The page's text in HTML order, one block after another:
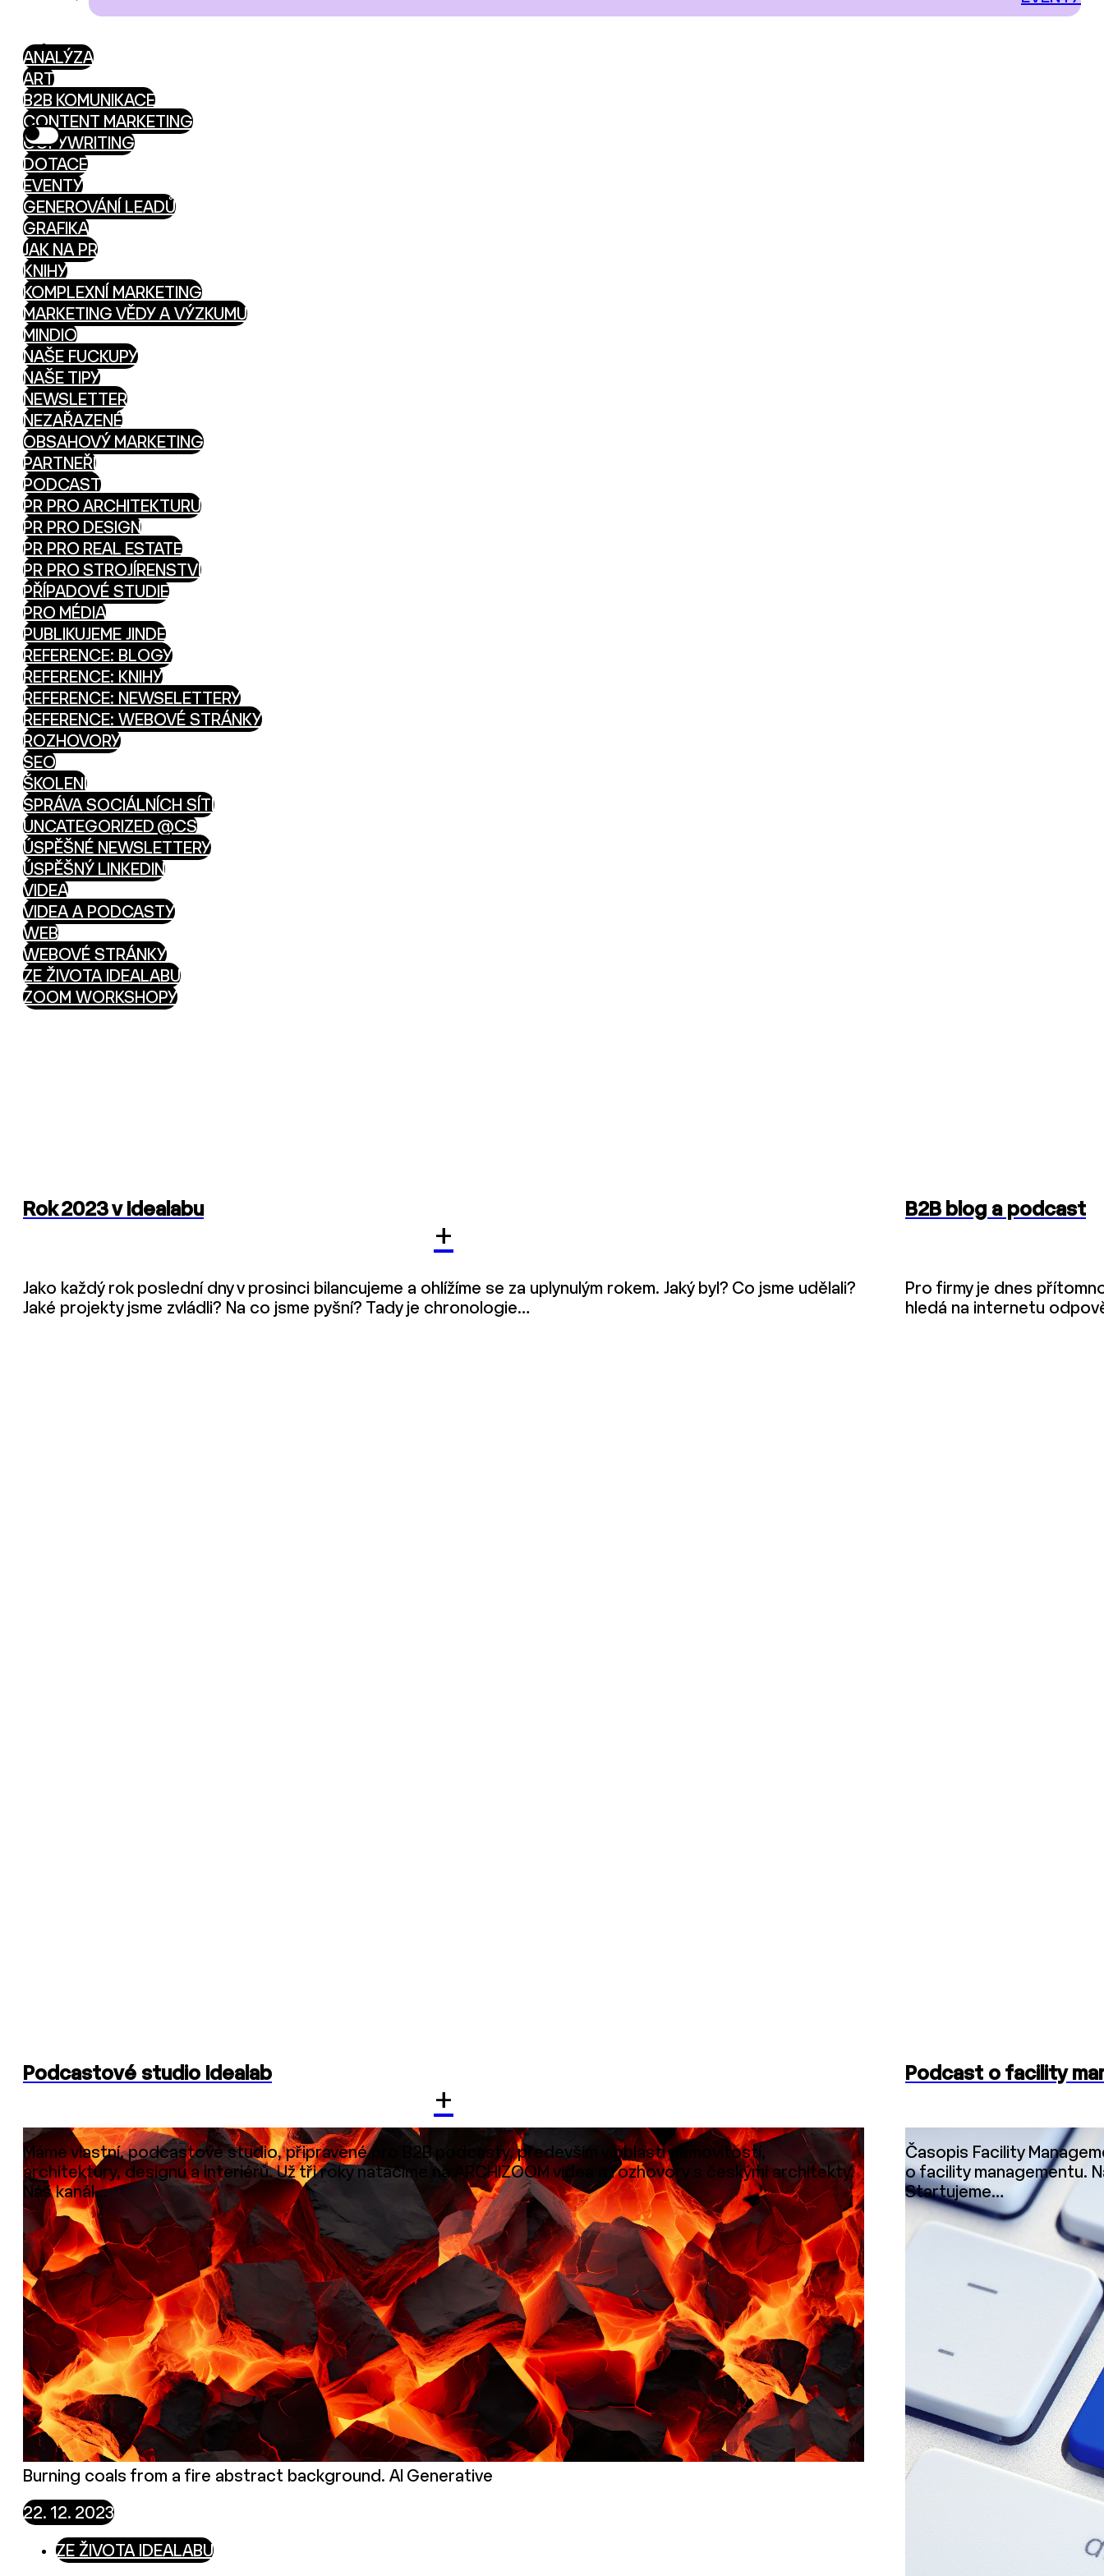
ANALÝZA
ART
B2B KOMUNIKACE
CONTENT MARKETING
COPYWRITING
DOTACE
EVENTY
GENEROVÁNÍ LEADŮ
GRAFIKA
JAK NA PR
KNIHY
KOMPLEXNÍ MARKETING
MARKETING VĚDY A VÝZKUMU
MINDIO
NAŠE FUCKUPY
NAŠE TIPY
NEWSLETTER
NEZAŘAZENÉ
OBSAHOVÝ MARKETING
PARTNEŘI
PODCAST
PR PRO ARCHITEKTURU
PR PRO DESIGN
PR PRO REAL ESTATE
PR PRO STROJÍRENSTVÍ
PŘÍPADOVÉ STUDIE
PRO MÉDIA
PUBLIKUJEME JINDE
REFERENCE: BLOGY
REFERENCE: KNIHY
REFERENCE: NEWSELETTERY
REFERENCE: WEBOVÉ STRÁNKY
ROZHOVORY
SEO
ŠKOLENÍ
SPRÁVA SOCIÁLNÍCH SÍTÍ
UNCATEGORIZED @CS
ÚSPĚŠNÉ NEWSLETTERY
ÚSPĚŠNÝ LINKEDIN
VIDEA
VIDEA A PODCASTY
WEB
WEBOVÉ STRÁNKY
ZE ŽIVOTA IDEALABU
ZOOM WORKSHOPY
Rok 2023 v Idealabu
+
Jako každý rok poslední dny v prosinci bilancujeme a ohlížíme se za uplynulým rokem. Jaký byl? Co jsme udělali?
Jaké projekty jsme zvládli? Na co jsme pyšní? Tady je chronologie…
Burning coals from a fire abstract background. AI Generative
22. 12. 2023
ZE ŽIVOTA IDEALABU
B2B blog a podcast
Pro firmy je dnes
hledá na internetu
Podcastové studio Idealab
+
Máme vlastní, podcastové studio, připravené pro B2B podcasty, především v oblasti nemovitostí,
architektury, designu a interiérů. Už tři roky natáčíme na ARCHIZOOM videa a rozhovory s českými architekty.
Náš kanál…
Podcast o facility
Časopis Facility
o facility managementu.
Startujeme…